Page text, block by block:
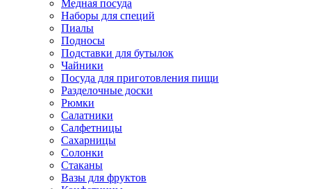
Медная посуда
Наборы для специй
Пиалы
Подносы
Подставки для бутылок
Чайники
Посуда для приготовления пищи
Разделочные доски
Рюмки
Салатники
Салфетницы
Сахарницы
Солонки
Стаканы
Вазы для фруктов